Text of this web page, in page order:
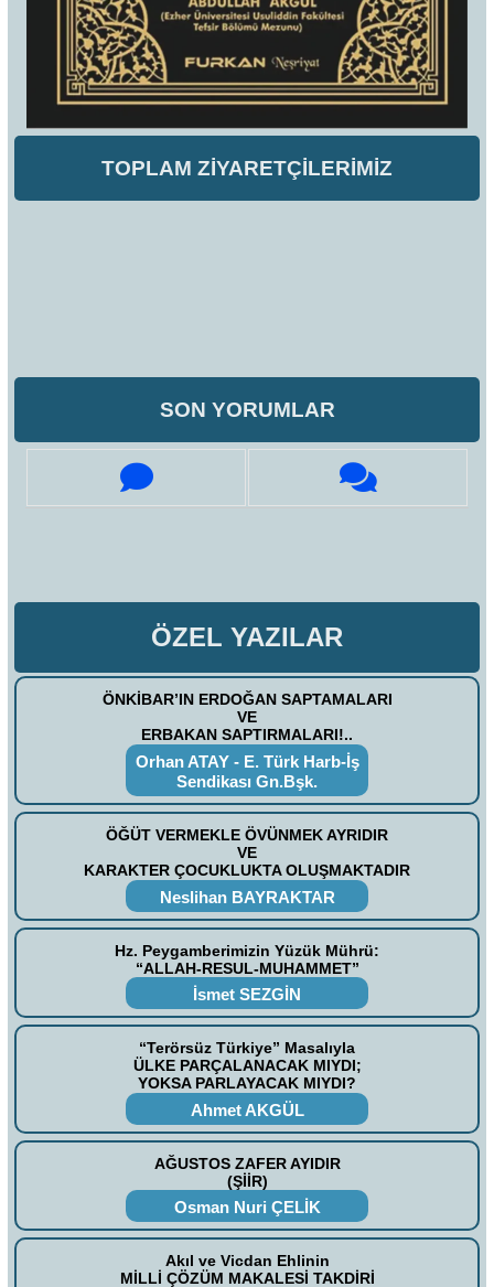
TOPLAM ZİYARETÇİLERİMİZ
SON YORUMLAR
ÖZEL YAZILAR
ÖNKİBAR’IN ERDOĞAN SAPTAMALARI
VE
ERBAKAN SAPTIRMALARI!..
Orhan ATAY - E. Türk Harb-İş
Sendikası Gn.Bşk.
ÖĞÜT VERMEKLE ÖVÜNMEK AYRIDIR
VE
KARAKTER ÇOCUKLUKTA OLUŞMAKTADIR
Neslihan BAYRAKTAR
Hz. Peygamberimizin Yüzük Mührü:
“ALLAH-RESUL-MUHAMMET”
İsmet SEZGİN
“Terörsüz Türkiye” Masalıyla
ÜLKE PARÇALANACAK MIYDI;
YOKSA PARLAYACAK MIYDI?
Ahmet AKGÜL
AĞUSTOS ZAFER AYIDIR
(ŞİİR)
Osman Nuri ÇELİK
Akıl ve Vicdan Ehlinin
MİLLİ ÇÖZÜM MAKALESİ TAKDİRİ